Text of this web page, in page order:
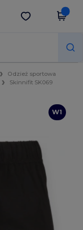
Pobierz app
Odzież sportowa
Skinnifit SK069
W1